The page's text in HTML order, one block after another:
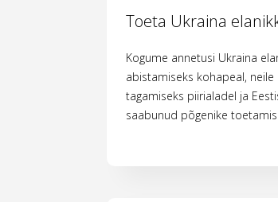
Toeta Ukraina
Kogume annetusi Ukraina
abistamiseks kohapeal, neile
tagamiseks piirialadel ja
saabunud põgenike